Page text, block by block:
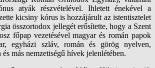
atyák részvételével. Ihletett énekével a
kicsiny kórus is hozzájárult az istentisztelet
összortodox jellegét erősítette, hogy a Szent
főpap vezetésével magyar és román papok
egyházi szláv, román és görög nyelven,
más nemzetiségű hívek jelenlétében.